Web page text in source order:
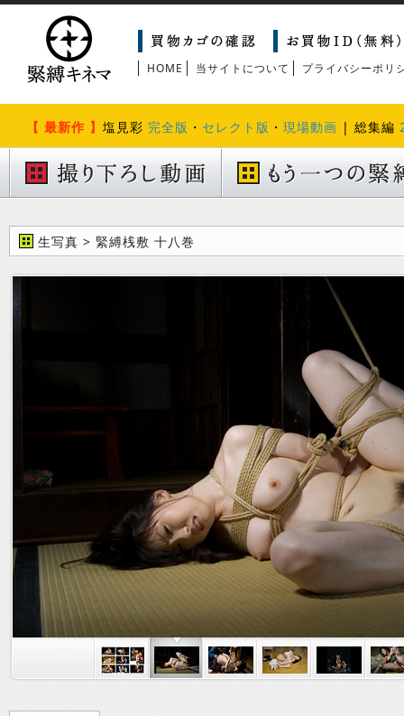
HOME 当サイトについて プライバシーポリ
【 最新作 】 塩見彩 完全版 ・ セレクト版 ・ 現場動画 | 総集編
生写真 > 緊縛桟敷 十八巻